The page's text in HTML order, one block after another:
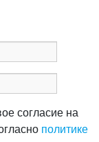
согласие на
политике